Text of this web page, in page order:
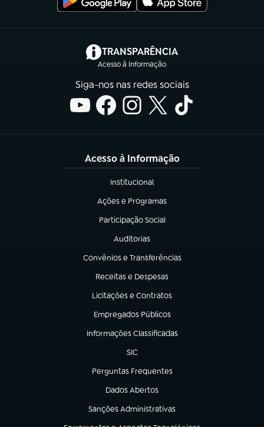
TRANSPARÊNCIA
Acesso à Informação
(abre em nova aba)
Siga-nos nas redes sociais
Acesso à Informação
Institucional
(abre em nova aba)
Ações e Programas
(abre em nova aba)
Participação Social
(abre em nova aba)
Auditorias
(abre em nova aba)
Convênios e Transferências
(abre em nova aba)
Receitas e Despesas
(abre em nova aba)
Licitações e Contratos
(abre em nova aba)
Empregados Públicos
(abre em nova aba)
Informações Classificadas
(abre em nova aba)
SIC
(abre em nova aba)
Perguntas Frequentes
(abre em nova aba)
Dados Abertos
(abre em nova aba)
Sanções Administrativas
(abre em nova aba)